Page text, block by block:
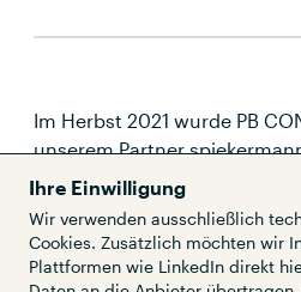
Im Herbst 2021 wurde PB
unserem Partner
Stadtwerke
mbH (VGF) mit der Planung
Umbaumaßnahmen für
Straßenbahnhaltestellen
Ihre Einwilligung
Wir verwenden ausschließlich
Cookies. Zusätzlich möchten wir
Plattformen wie LinkedIn direkt